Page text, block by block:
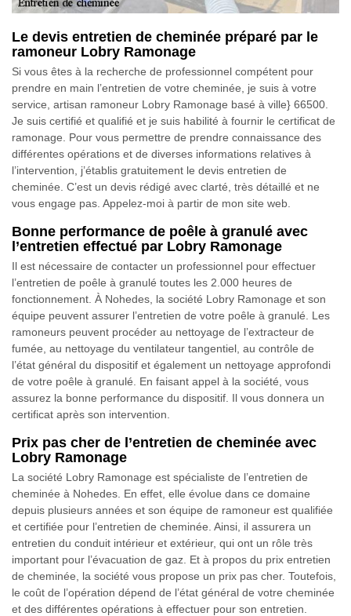
Le devis entretien de cheminée préparé par le
ramoneur Lobry Ramonage
Si vous êtes à la recherche de professionnel compétent pour
prendre en main l’entretien de votre cheminée, je suis à votre
service, artisan ramoneur Lobry Ramonage basé à ville} 66500.
Je suis certifié et qualifié et je suis habilité à fournir le certificat de
ramonage. Pour vous permettre de prendre connaissance des
différentes opérations et de diverses informations relatives à
l’intervention, j’établis gratuitement le devis entretien de
cheminée. C’est un devis rédigé avec clarté, très détaillé et ne
vous engage pas. Appelez-moi à partir de mon site web.
Bonne performance de poêle à granulé avec
l’entretien effectué par Lobry Ramonage
Il est nécessaire de contacter un professionnel pour effectuer
l’entretien de poêle à granulé toutes les 2.000 heures de
fonctionnement. À Nohedes, la société Lobry Ramonage et son
équipe peuvent assurer l’entretien de votre poêle à granulé. Les
ramoneurs peuvent procéder au nettoyage de l’extracteur de
fumée, au nettoyage du ventilateur tangentiel, au contrôle de
l’état général du dispositif et également un nettoyage approfondi
de votre poêle à granulé. En faisant appel à la société, vous
assurez la bonne performance du dispositif. Il vous donnera un
certificat après son intervention.
Prix pas cher de l’entretien de cheminée avec
Lobry Ramonage
La société Lobry Ramonage est spécialiste de l’entretien de
cheminée à Nohedes. En effet, elle évolue dans ce domaine
depuis plusieurs années et son équipe de ramoneur est qualifiée
et certifiée pour l’entretien de cheminée. Ainsi, il assurera un
entretien du conduit intérieur et extérieur, qui ont un rôle très
important pour l’évacuation de gaz. Et à propos du prix entretien
de cheminée, la société vous propose un prix pas cher. Toutefois,
le coût de l’opération dépend de l’état général de votre cheminée
et des différentes opérations à effectuer pour son entretien.